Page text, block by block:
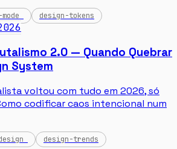
design-tokens
2.0 — Quando Quebrar
System
voltou com tudo em 2026, só
codificar caos intencional num
design-trends